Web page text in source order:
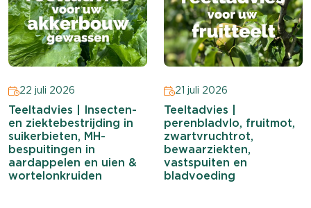
22 juli 2026
Teeltadvies | Insecten-
en ziektebestrijding in
suikerbieten, MH-
bespuitingen in
aardappelen en uien &
wortelonkruiden
21 juli 2026
Teeltadvies |
perenbladvlo, fruitmot,
zwartvruchtrot,
bewaarziekten,
vastspuiten en
bladvoeding